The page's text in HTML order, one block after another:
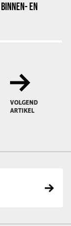
EN
VOLGEND
ARTIKEL